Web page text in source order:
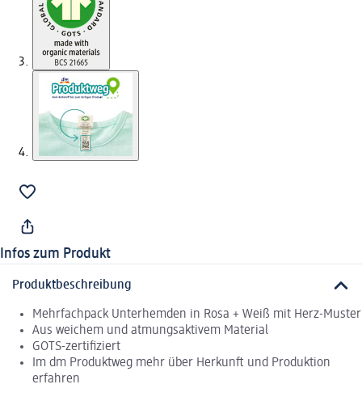
Infos zum Produkt
Produktbeschreibung
Mehrfachpack Unterhemden in Rosa + Weiß mit Herz-Muster
Aus weichem und atmungsaktivem Material
GOTS-zertifiziert
Im dm Produktweg mehr über Herkunft und Produktion
erfahren